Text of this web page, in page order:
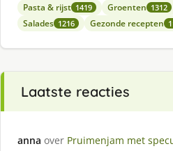
Pasta & rijst 1419 Groenten 1312
Salades 1216 Gezonde recepten
Laatste reacties
anna over Pruimenjam met